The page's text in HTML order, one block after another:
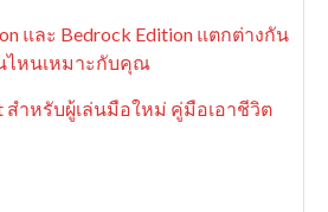
และ Bedrock Edition แตกต่างกัน
ไหนเหมาะกับคุณ
สำหรับผู้เล่นมือใหม่ คู่มือเอาชีวิต